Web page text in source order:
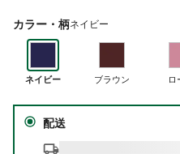
カラー・柄ネイビー
ネイビー ブラウン ロ
配送